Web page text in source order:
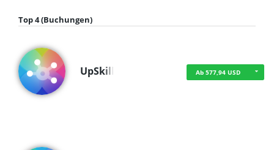
Top 4 (Buchungen)
UpSkill Ab 577,94 USD